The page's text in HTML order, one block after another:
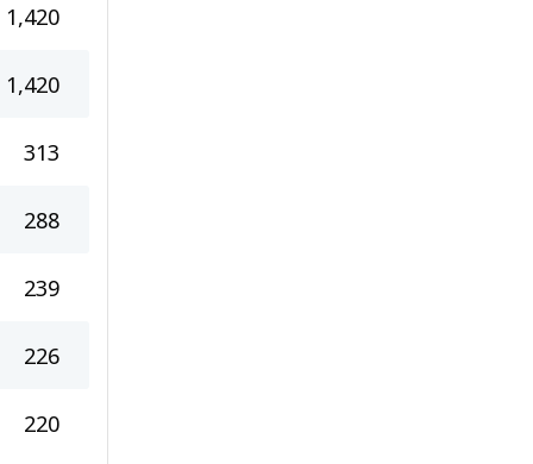
1,420
1,420
313
288
239
226
220